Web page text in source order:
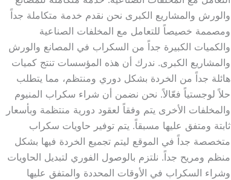
والورش والمشاريع الكبرى نحن نقدم خدمة متكاملة جداً
ومصممة خصيصاً للتعامل مع المخلفات الصناعية
والكميات الكبيرة جداً من السكراب في المصانع والورش
والمشاريع الكبرى. ندرك أن هذه المؤسسات تنتج كميات
هائلة جداً من الخردة بشكل دوري ومنتظم، مما يتطلب
حلاً لوجستياً فعّالاً. نحن نضمن أن شراء سكراب المنيوم
والمخلفات الأخرى يتم وفقاً لعقود دورية منتظمة وبأسعار
ثابتة ومتفق عليها مسبقاً. يتم توفير حاويات سكراب
متخصصة جداً في الموقع ليتم تجميع الخردة فيها بشكل
منظم ومريح جداً. نلتزم بالوصول الفوري لتبديل الحاويات
وشراء السكراب في الأوقات المحددة والمتفق عليها